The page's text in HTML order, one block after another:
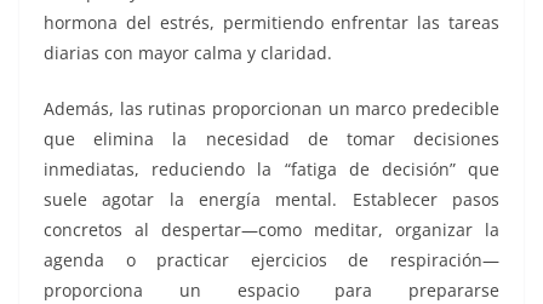
hormona del estrés, permitiendo enfrentar las tareas
diarias con mayor calma y claridad.
Además, las rutinas proporcionan un marco predecible
que elimina la necesidad de tomar decisiones
inmediatas, reduciendo la “fatiga de decisión” que
suele agotar la energía mental. Establecer pasos
concretos al despertar—como meditar, organizar la
agenda o practicar ejercicios de respiración—
proporciona un espacio para prepararse